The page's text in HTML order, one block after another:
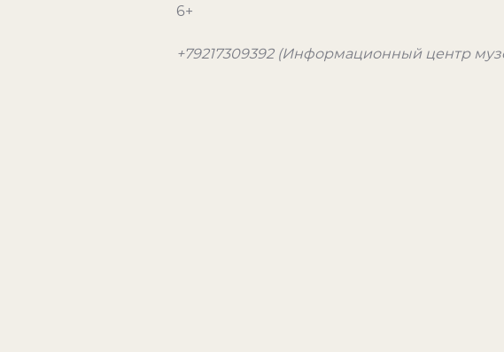
6+
+79217309392 (Информационный центр